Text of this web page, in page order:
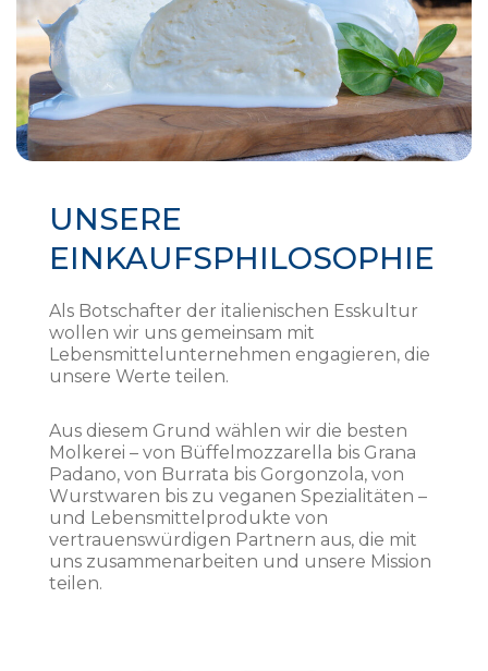
UNSERE
EINKAUFSPHILOSOPHIE
Als Botschafter der italienischen Esskultur
wollen wir uns gemeinsam mit
Lebensmittelunternehmen engagieren, die
unsere Werte teilen.
Aus diesem Grund wählen wir die besten
Molkerei – von Büffelmozzarella bis Grana
Padano, von Burrata bis Gorgonzola, von
Wurstwaren bis zu veganen Spezialitäten –
und Lebensmittelprodukte von
vertrauenswürdigen Partnern aus, die mit
uns zusammenarbeiten und unsere Mission
teilen.